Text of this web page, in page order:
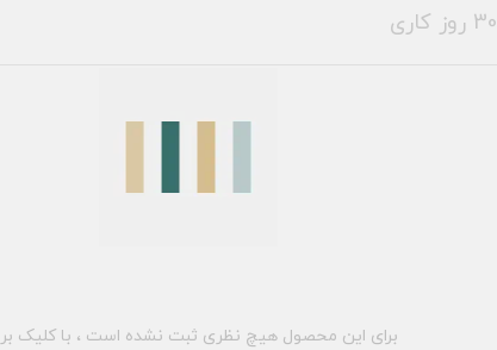
30 روز کاری
برای این محصول هیچ نظری ثبت نشده است ، با کلیک